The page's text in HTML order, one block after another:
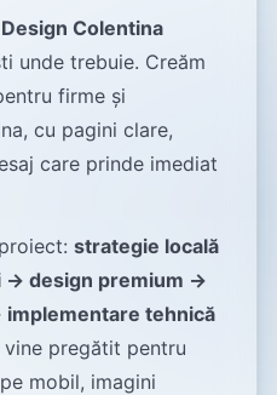
Colentina
unde trebuie. Creăm
firme și
cu pagini clare,
care prinde imediat
strategie locală
→ design premium →
tehnică
pregătit pentru
mobil, imagini